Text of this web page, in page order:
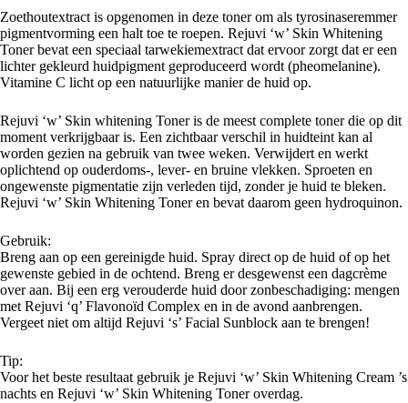
Zoethoutextract is opgenomen in deze toner om als tyrosinaseremmer
pigmentvorming een halt toe te roepen. Rejuvi ‘w’ Skin Whitening
Toner bevat een speciaal tarwekiemextract dat ervoor zorgt dat er een
lichter gekleurd huidpigment geproduceerd wordt (pheomelanine).
Vitamine C licht op een natuurlijke manier de huid op.
Rejuvi ‘w’ Skin whitening Toner is de meest complete toner die op dit
moment verkrijgbaar is. Een zichtbaar verschil in huidteint kan al
worden gezien na gebruik van twee weken. Verwijdert en werkt
oplichtend op ouderdoms-, lever- en bruine vlekken. Sproeten en
ongewenste pigmentatie zijn verleden tijd, zonder je huid te bleken.
Rejuvi ‘w’ Skin Whitening Toner en bevat daarom geen hydroquinon.
Gebruik:
Breng aan op een gereinigde huid. Spray direct op de huid of op het
gewenste gebied in de ochtend. Breng er desgewenst een dagcrème
over aan. Bij een erg verouderde huid door zonbeschadiging: mengen
met Rejuvi ‘q’ Flavonoïd Complex en in de avond aanbrengen.
Vergeet niet om altijd Rejuvi ‘s’ Facial Sunblock aan te brengen!
Tip:
Voor het beste resultaat gebruik je Rejuvi ‘w’ Skin Whitening Cream ’s
nachts en Rejuvi ‘w’ Skin Whitening Toner overdag.